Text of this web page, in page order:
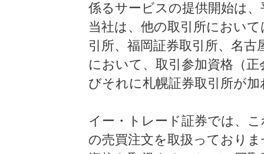
係るサービスの提供開始は
当社は、他の取引所におい
引所、福岡証券取引所、名
において、取引参加資格（
びそれに札幌証券取引所が
イー・トレード証券では、
の売買注文を取扱っており